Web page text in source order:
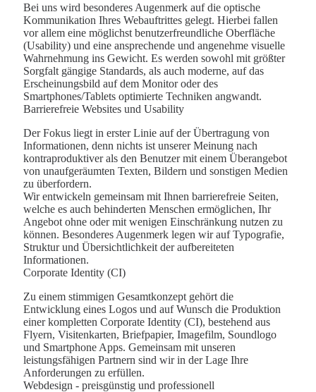
Bei uns wird besonderes Augenmerk auf die optische
Kommunikation Ihres Webauftrittes gelegt. Hierbei fallen
vor allem eine möglichst benutzerfreundliche Oberfläche
(Usability) und eine ansprechende und angenehme visuelle
Wahrnehmung ins Gewicht. Es werden sowohl mit größter
Sorgfalt gängige Standards, als auch moderne, auf das
Erscheinungsbild auf dem Monitor oder des
Smartphones/Tablets optimierte Techniken angwandt.
Barrierefreie Websites und Usability
Der Fokus liegt in erster Linie auf der Übertragung von
Informationen, denn nichts ist unserer Meinung nach
kontraproduktiver als den Benutzer mit einem Überangebot
von unaufgeräumten Texten, Bildern und sonstigen Medien
zu überfordern.
Wir entwickeln gemeinsam mit Ihnen barrierefreie Seiten,
welche es auch behinderten Menschen ermöglichen, Ihr
Angebot ohne oder mit wenigen Einschränkung nutzen zu
können. Besonderes Augenmerk legen wir auf Typografie,
Struktur und Übersichtlichkeit der aufbereiteten
Informationen.
Corporate Identity (CI)
Zu einem stimmigen Gesamtkonzept gehört die
Entwicklung eines Logos und auf Wunsch die Produktion
einer kompletten Corporate Identity (CI), bestehend aus
Flyern, Visitenkarten, Briefpapier, Imagefilm, Soundlogo
und Smartphone Apps. Gemeinsam mit unseren
leistungsfähigen Partnern sind wir in der Lage Ihre
Anforderungen zu erfüllen.
Webdesign - preisgünstig und professionell